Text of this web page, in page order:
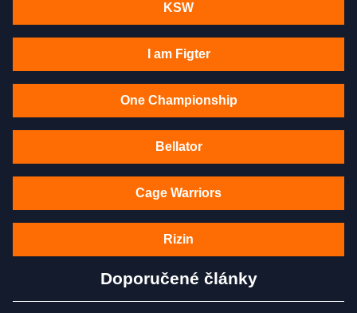
KSW
I am Figter
One Championship
Bellator
Cage Warriors
Rizin
Doporučené články